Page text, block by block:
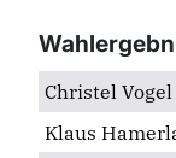
Christel Vogel
Klaus